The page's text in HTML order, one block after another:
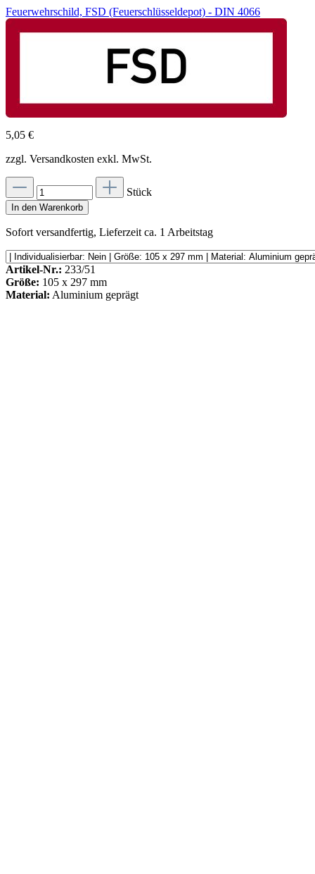
Feuerwehrschild, FSD (Feuerschlüsseldepot) - DIN 4066
5,05 €
zzgl. Versandkosten exkl. MwSt.
Stück
In den Warenkorb
Sofort versandfertig, Lieferzeit ca. 1 Arbeitstag
Artikel-Nr.: 233/51
Größe: 105 x 297 mm
Material: Aluminium geprägt